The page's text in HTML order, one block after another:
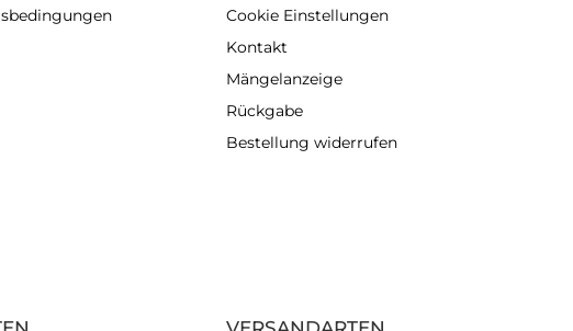
Cookie Einstellungen
Kontakt
Mängelanzeige
Rückgabe
Bestellung widerrufen